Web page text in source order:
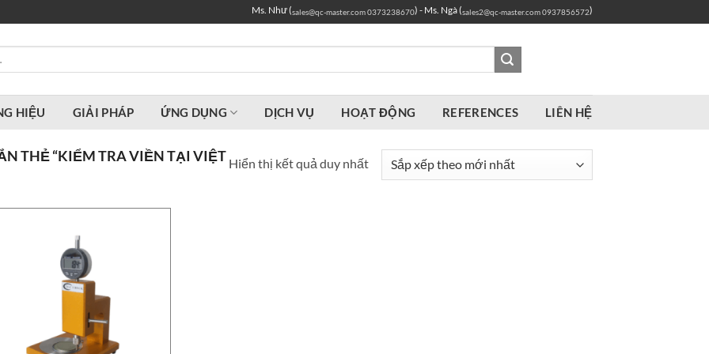
Ms. Như (sales@qc-master.com0373238670) - Ms. Ngà (sales2@qc-master.com0937856572)
HIỆU GIẢI PHÁP ỨNG DỤNG DỊCH VỤ HOẠT ĐỘNG REFERENCES LIÊN HỆ
THẺ “KIỂM TRA VIỀN TẠI VIỆT Hiển thị kết quả duy nhất